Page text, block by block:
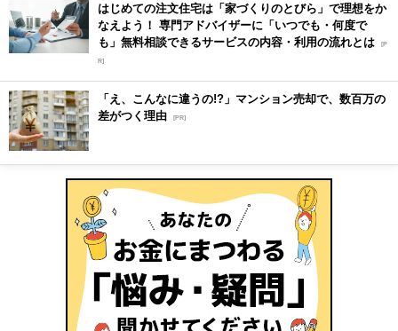
はじめての注文住宅は「家づくりのとびら」で理想をか
なえよう！ 専門アドバイザーに「いつでも・何度で
も」無料相談できるサービスの内容・利用の流れとは [P
R]
「え、こんなに違うの!?」マンション売却で、数百万の
差がつく理由 [PR]